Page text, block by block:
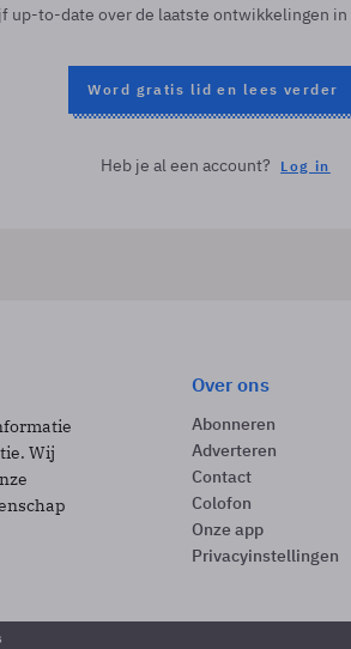
up-to-date over de laatste ontwikkelingen in
Word gratis lid en lees verder
Heb je al een account? Log in
Wij
Over ons
Abonneren
Adverteren
Contact
Colofon
Onze app
Privacyinstellingen